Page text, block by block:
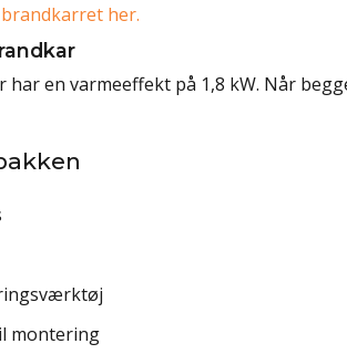
her.
har en varmeeffekt på 1,8 kW. Når
montering